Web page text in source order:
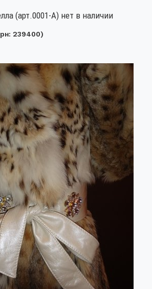
(арт.0001-А) нет в наличии
239400)